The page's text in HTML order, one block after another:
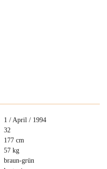
1 / April / 1994
32
177 cm
57 kg
braun-grün